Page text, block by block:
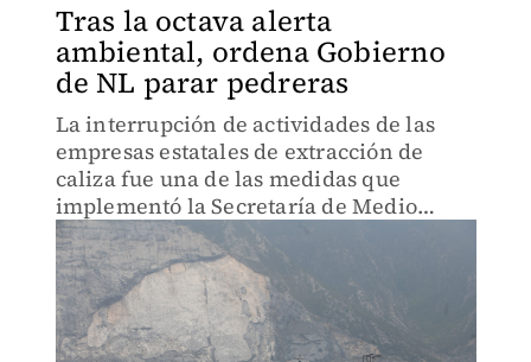
Tras la octava alerta
ambiental, ordena Gobierno
de NL parar pedreras
La interrupción de actividades de las
empresas estatales de extracción de
caliza fue una de las medidas que
implementó la Secretaría de Medio
Ambiente para la reducción de
contaminantes.